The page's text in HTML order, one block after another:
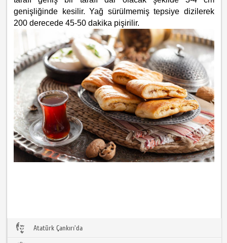
genişliğinde kesilir. Yağ sürülmemiş tepsiye dizilerek
200 derecede 45-50 dakika pişirilir.
Atatürk Çankırı'da